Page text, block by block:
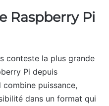
Raspberry Pi
conteste la plus grande
Pi depuis
combine puissance,
dans un format qui